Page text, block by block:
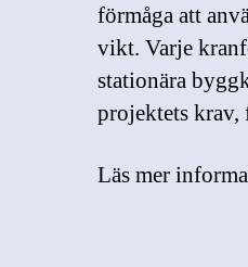
förmåga att
vikt. Varje
stationära
projektets krav,
Läs mer